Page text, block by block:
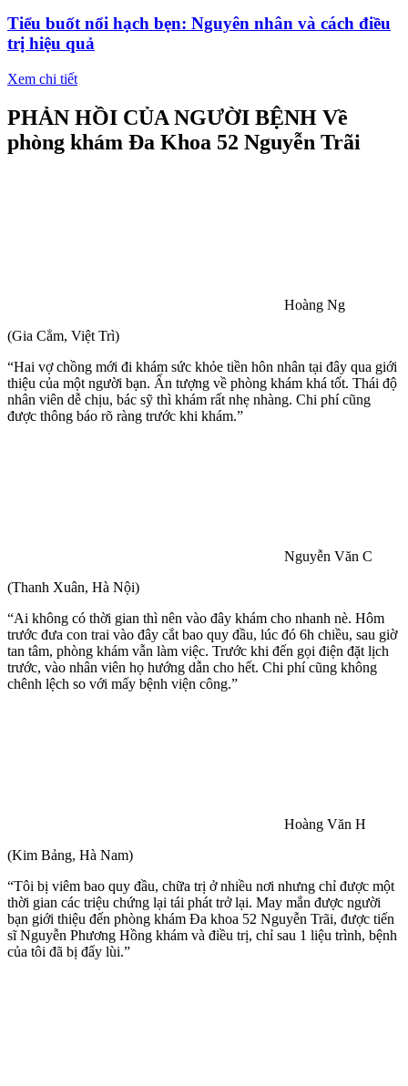
Tiểu buốt nổi hạch bẹn: Nguyên nhân và cách điều
trị hiệu quả
Xem chi tiết
PHẢN HỒI CỦA NGƯỜI BỆNH Về
phòng khám Đa Khoa 52 Nguyễn Trãi
Hoàng Ng
(Gia Cẳm, Việt Trì)
“Hai vợ chồng mới đi khám sức khỏe tiền hôn nhân tại đây qua giới
thiệu của một người bạn. Ấn tượng về phòng khám khá tốt. Thái độ
nhân viên dễ chịu, bác sỹ thì khám rất nhẹ nhàng. Chi phí cũng
được thông báo rõ ràng trước khi khám.”
Nguyễn Văn C
(Thanh Xuân, Hà Nội)
“Ai không có thời gian thì nên vào đây khám cho nhanh nè. Hôm
trước đưa con trai vào đây cắt bao quy đầu, lúc đó 6h chiều, sau giờ
tan tâm, phòng khám vẫn làm việc. Trước khi đến gọi điện đặt lịch
trước, vào nhân viên họ hướng dẫn cho hết. Chi phí cũng không
chênh lệch so với mấy bệnh viện công.”
Hoàng Văn H
(Kim Bảng, Hà Nam)
“Tôi bị viêm bao quy đầu, chữa trị ở nhiều nơi nhưng chỉ được một
thời gian các triệu chứng lại tái phát trở lại. May mắn được người
bạn giới thiệu đến phòng khám Đa khoa 52 Nguyễn Trãi, được tiến
sĩ Nguyễn Phương Hồng khám và điều trị, chỉ sau 1 liệu trình, bệnh
của tôi đã bị đẩy lùi.”